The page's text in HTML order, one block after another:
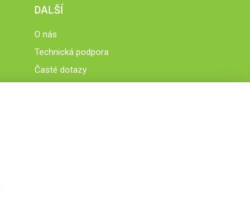
DALŠÍ
O nás
Technická podpora
Časté dotazy